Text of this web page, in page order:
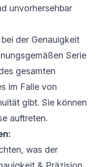
unvorhersehbar
der Genauigkeit
Serie
gesamten
im Falle von
gibt. Sie können
auftreten.
was der